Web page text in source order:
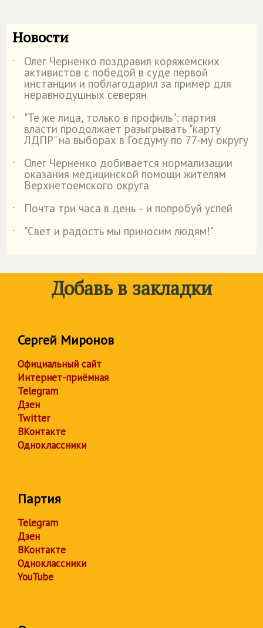
Новости
˙ Олег Черненко поздравил коряжемских
активистов с победой в суде первой
инстанции и поблагодарил за пример для
неравнодушных северян
˙
"Те же лица, только в профиль": партия
власти продолжает разыгрывать "карту
ЛДПР" на выборах в Госдуму по 77-му округу
˙
Олег Черненко добивается нормализации
оказания медицинской помощи жителям
Верхнетоемского округа
˙
Почта три часа в день – и попробуй успей
˙
"Свет и радость мы приносим людям!"
Добавь в закладки
Сергей Миронов
Официальный сайт
Интернет-приёмная
Telegram
Дзен
Twitter
ВКонтакте
Одноклассники
Партия
Telegram
Дзен
ВКонтакте
Одноклассники
YouTube